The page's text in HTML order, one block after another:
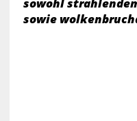
sowie